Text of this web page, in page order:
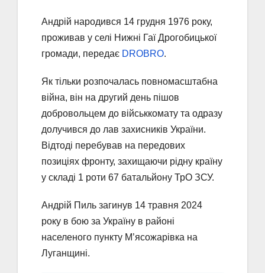
Андрій народився 14 грудня 1976 року,
проживав у селі Нижні Гаї Дрогобицької
громади, передає DROBRO.
Як тільки розпочалась повномасштабна
війна, він на другий день пішов
добровольцем до військкомату та одразу
долучився до лав захисників України.
Відтоді перебував на передових
позиціях фронту, захищаючи рідну країну
у складі 1 роти 67 батальйону ТрО ЗСУ.
Андрій Пиль загинув 14 травня 2024
року в бою за Україну в районі
населеного пункту М’ясожарівка на
Луганщині.